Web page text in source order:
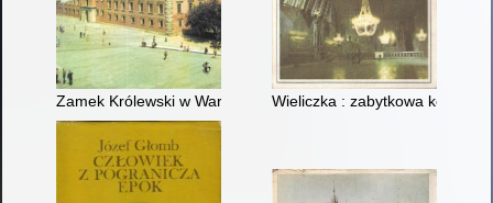
Zamek Królewski w Warszawie Wieliczka : zabytkowa kopalnia